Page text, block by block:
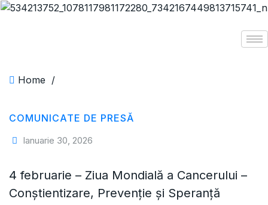
Home /
COMUNICATE DE PRESĂ
Ianuarie 30, 2026
4 februarie – Ziua Mondială a Cancerului –
Conștientizare, Prevenție și Speranță